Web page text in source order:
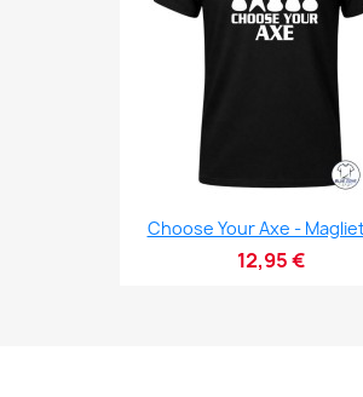
Choose Your Axe -
12,95 €